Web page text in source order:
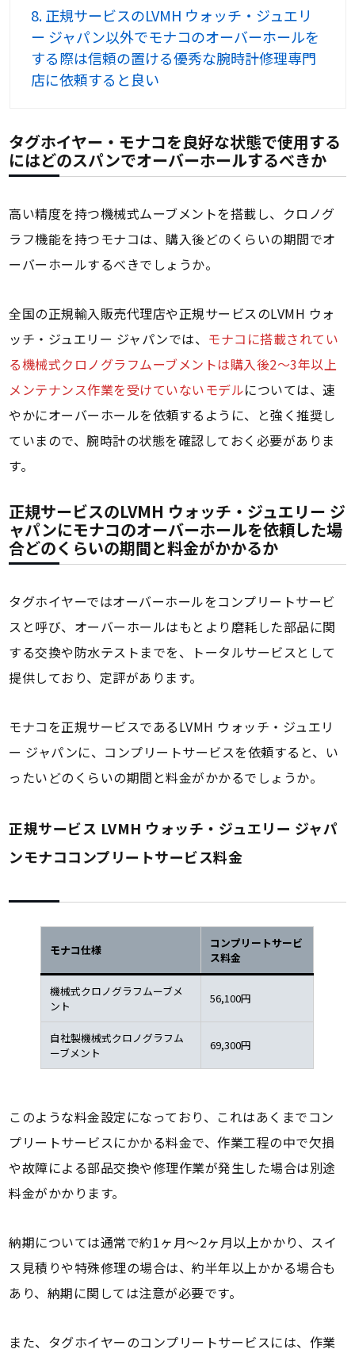
8.正規サービスのLVMH ウォッチ・ジュエリ
ー ジャパン以外でモナコのオーバーホールを
する際は信頼の置ける優秀な腕時計修理専門
店に依頼すると良い
タグホイヤー・モナコを良好な状態で使用する
にはどのスパンでオーバーホールするべきか
高い精度を持つ機械式ムーブメントを搭載し、クロノグ
ラフ機能を持つモナコは、購入後どのくらいの期間でオ
ーバーホールするべきでしょうか。
全国の正規輸入販売代理店や正規サービスのLVMH ウォ
ッチ・ジュエリー ジャパンでは、 モナコに搭載されてい
る機械式クロノグラフムーブメントは購入後2～3年以上
メンテナンス作業を受けていないモデルについては、速
やかにオーバーホールを依頼するように、と強く推奨し
ていまので、腕時計の状態を確認しておく必要がありま
す。
正規サービスのLVMH ウォッチ・ジュエリー ジ
ャパンにモナコのオーバーホールを依頼した場
合どのくらいの期間と料金がかかるか
タグホイヤーではオーバーホールをコンプリートサービ
スと呼び、オーバーホールはもとより磨耗した部品に関
する交換や防水テストまでを、トータルサービスとして
提供しており、定評があります。
モナコを正規サービスであるLVMH ウォッチ・ジュエリ
ー ジャパンに、コンプリートサービスを依頼すると、い
ったいどのくらいの期間と料金がかかるでしょうか。
正規サービス LVMH ウォッチ・ジュエリー ジャパ
ンモナココンプリートサービス料金
モナコ仕様
コンプリートサービ
ス料金
機械式クロノグラフムーブメ
ント
56,100円
自社製機械式クロノグラフム
ーブメント
69,300円
このような料金設定になっており、これはあくまでコン
プリートサービスにかかる料金で、作業工程の中で欠損
や故障による部品交換や修理作業が発生した場合は別途
料金がかかります。
納期については通常で約1ヶ月～2ヶ月以上かかり、スイ
ス見積りや特殊修理の場合は、約半年以上かかる場合も
あり、納期に関しては注意が必要です。
また、タグホイヤーのコンプリートサービスには、作業